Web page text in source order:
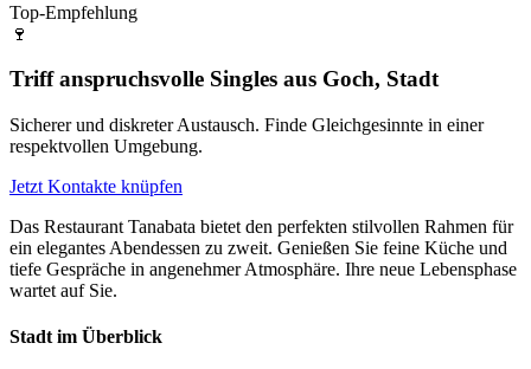
Top-Empfehlung
🍷
Triff anspruchsvolle Singles aus Goch, Stadt
Sicherer und diskreter Austausch. Finde Gleichgesinnte in einer
respektvollen Umgebung.
Jetzt Kontakte knüpfen
Das Restaurant Tanabata bietet den perfekten stilvollen Rahmen für
ein elegantes Abendessen zu zweit. Genießen Sie feine Küche und
tiefe Gespräche in angenehmer Atmosphäre. Ihre neue Lebensphase
wartet auf Sie.
Stadt im Überblick